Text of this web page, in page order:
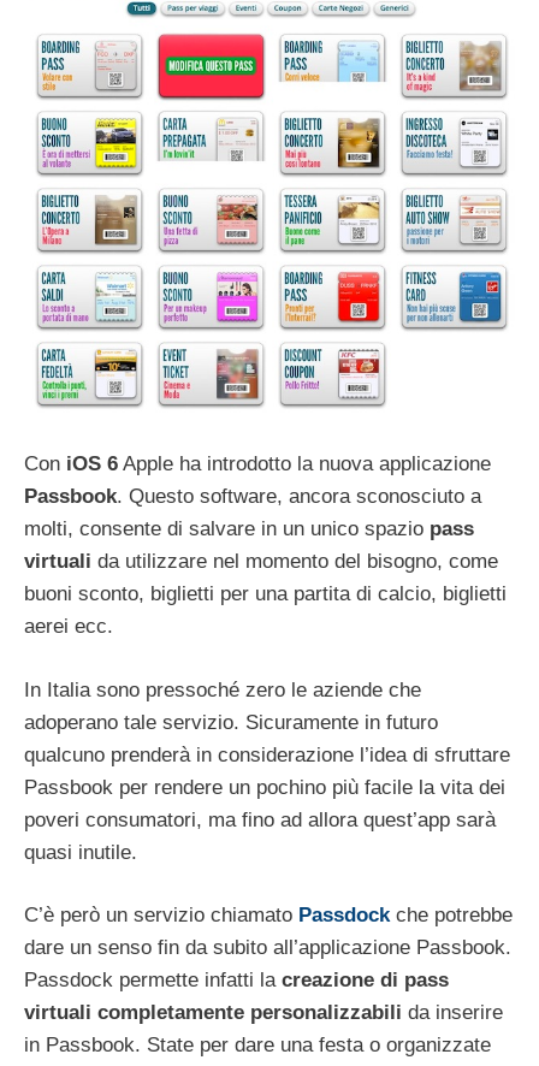
Con iOS 6 Apple ha introdotto la nuova applicazione
Passbook. Questo software, ancora sconosciuto a
molti, consente di salvare in un unico spazio pass
virtuali da utilizzare nel momento del bisogno, come
buoni sconto, biglietti per una partita di calcio, biglietti
aerei ecc.
In Italia sono pressoché zero le aziende che
adoperano tale servizio. Sicuramente in futuro
qualcuno prenderà in considerazione l’idea di sfruttare
Passbook per rendere un pochino più facile la vita dei
poveri consumatori, ma fino ad allora quest’app sarà
quasi inutile.
C’è però un servizio chiamato Passdockche potrebbe
dare un senso fin da subito all’applicazione Passbook.
Passdock permette infatti lacreazione di pass
virtuali completamente personalizzabili da inserire
in Passbook. State per dare una festa o organizzate